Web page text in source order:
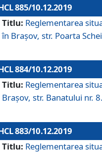
885/10.12.2019
Titlu: Reglementarea
în Brașov, str. Poarta
884/10.12.2019
Titlu: Reglementarea
Brașov, str. Banatului nr. 8.
883/10.12.2019
Titlu: Reglementarea